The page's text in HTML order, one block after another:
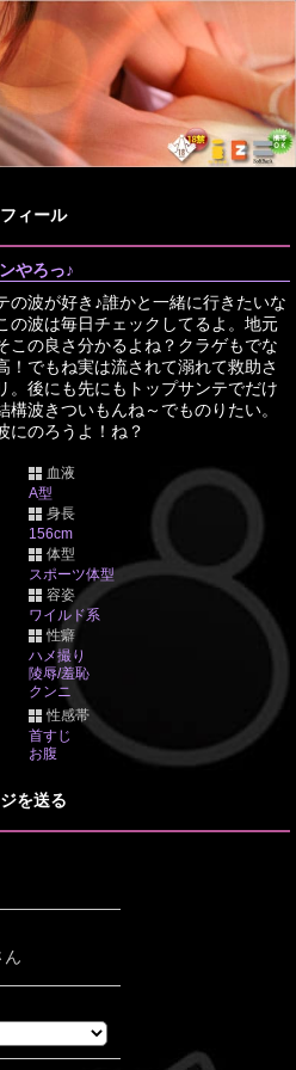
ィール
やろっ♪
の波が好き♪誰かと一緒に行きたいな
の波は毎日チェックしてるよ。地元
この良さ分かるよね？クラゲもでな
！でもね実は流されて溺れて救助さ
。後にも先にもトップサンテでだけ
構波きついもんね～でものりたい。
にのろうよ！ね？
血液
A型
身長
156cm
体型
スポーツ体型
容姿
ワイルド系
性癖
ハメ撮り
陵辱/羞恥
クンニ
性感帯
首すじ
お腹
を送る